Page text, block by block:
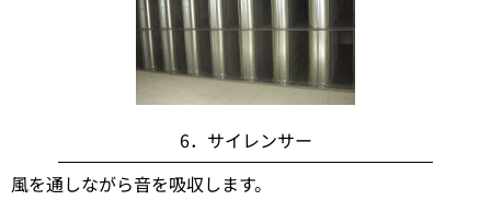
6．サイレンサー
風を通しながら音を吸収します。